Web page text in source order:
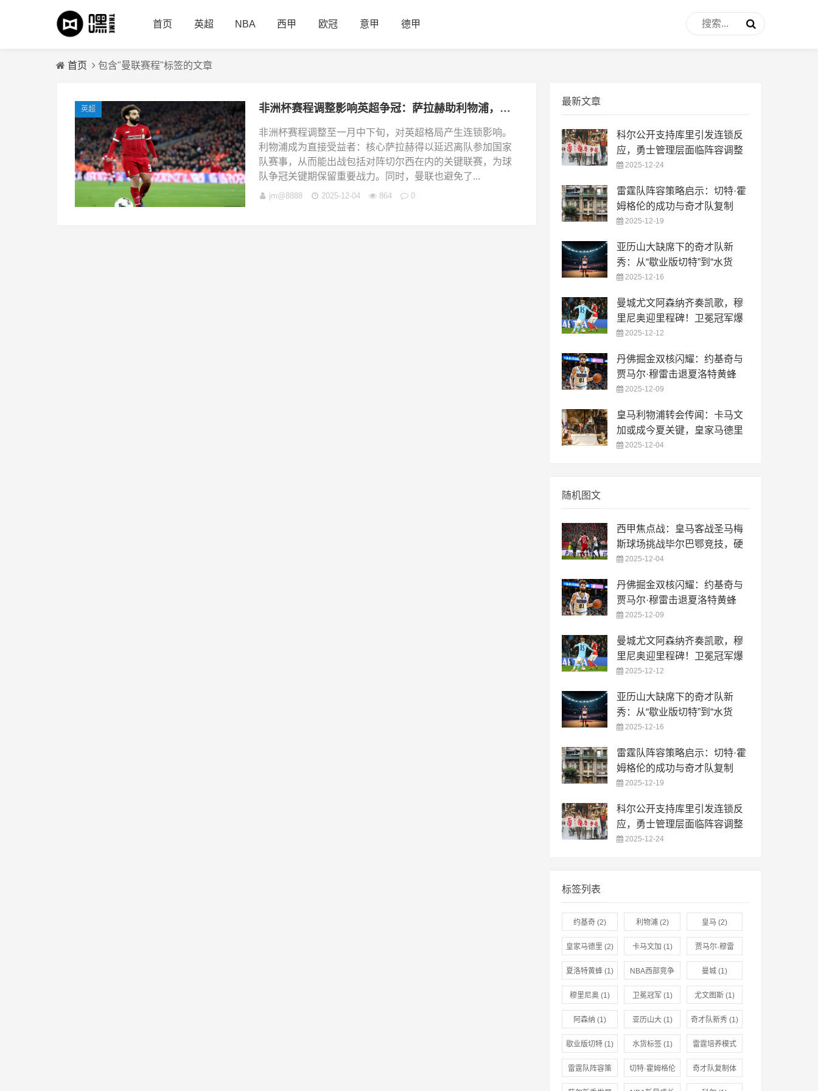
首页 英超 NBA 西甲 欧冠 意甲 德甲
首页 包含"曼联赛程"标签的文章
英超 非洲杯赛程调整影响英超争冠：萨拉赫助利物浦，曼联赛程亦受益
非洲杯赛程调整至一月中下旬，对英超格局产生连锁影响。
利物浦成为直接受益者：核心萨拉赫得以延迟离队参加国家
队赛事，从而能出战包括对阵切尔西在内的关键联赛，为球
队争冠关键期保留重要战力。同时，曼联也避免了...
jm@8888 2025-12-04 864 0
最新文章
科尔公开支持库里引发连锁反
应，勇士管理层面临阵容调整
2025-12-24
雷霆队阵容策略启示：切特·霍
姆格伦的成功与奇才队复制
2025-12-19
亚历山大缺席下的奇才队新
秀：从“歇业版切特”到“水货
2025-12-16
曼城尤文阿森纳齐奏凯歌，穆
里尼奥迎里程碑！卫冕冠军爆
2025-12-12
丹佛掘金双核闪耀：约基奇与
贾马尔·穆雷击退夏洛特黄蜂
2025-12-09
皇马利物浦转会传闻：卡马文
加或成今夏关键，皇家马德里
2025-12-04
随机图文
西甲焦点战：皇马客战圣马梅
斯球场挑战毕尔巴鄂竞技，硬
2025-12-04
丹佛掘金双核闪耀：约基奇与
贾马尔·穆雷击退夏洛特黄蜂
2025-12-09
曼城尤文阿森纳齐奏凯歌，穆
里尼奥迎里程碑！卫冕冠军爆
2025-12-12
亚历山大缺席下的奇才队新
秀：从“歇业版切特”到“水货
2025-12-16
雷霆队阵容策略启示：切特·霍
姆格伦的成功与奇才队复制
2025-12-19
科尔公开支持库里引发连锁反
应，勇士管理层面临阵容调整
2025-12-24
标签列表
约基奇 (2) 利物浦(2) 皇马 (2)
皇家马德里 (2) 卡马文加 (1) 贾马尔·穆雷
(1)
夏洛特黄蜂 (1) NBA西部竞争
(1)
曼城(1)
穆里尼奥 (1) 卫冕冠军 (1) 尤文图斯(1)
阿森纳 (1) 亚历山大(1) 奇才队新秀(1)
歇业版切特 (1) 水货标签(1) 雷霆培养模式
(1)
雷霆队阵容策
略(1)
切特·霍姆格伦
(1)
奇才队复制体
系